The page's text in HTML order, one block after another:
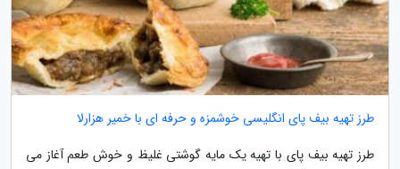
طرز تهیه بیف پای انگلیسی خوشمزه و حرفه ای با خمیر هزارلا
طرز تهیه بیف پای با تهیه یک مایه گوشتی غلیظ و خوش طعم آغاز می